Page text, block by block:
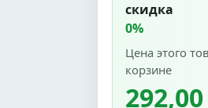
скидка
0%
Цена этого
корзине